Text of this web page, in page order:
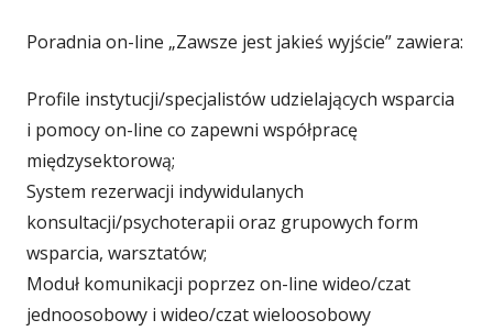
Poradnia on-line „Zawsze jest jakieś wyjście” zawiera:
Profile instytucji/specjalistów udzielających wsparcia
i pomocy on-line co zapewni współpracę
międzysektorową;
System rezerwacji indywidulanych
konsultacji/psychoterapii oraz grupowych form
wsparcia, warsztatów;
Moduł komunikacji poprzez on-line wideo/czat
jednoosobowy i wideo/czat wieloosobowy